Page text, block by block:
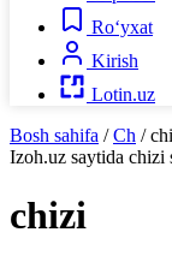
Ro‘yxat
Kirish
Lotin.uz
Bosh sahifa / Ch /
Izoh.uz saytida chizi
chizi